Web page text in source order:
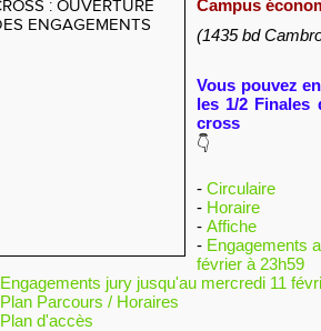
Campus
(1435 bd
Vous pouvez
les 1/2 Finales
cross
👇
- Circulaire
- Horaire
- Affiche
- Engagements
février à 23h59
Engagements jury jusqu'au mercredi 11
Plan Parcours / Horaires
Plan d'accès